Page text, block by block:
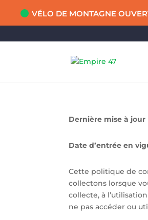
VÉLO DE MONTAGNE
Dernière mise à jour
Date d’entrée en
Cette politique de
collectons lorsque
collecte, à
ne pas accéder ou